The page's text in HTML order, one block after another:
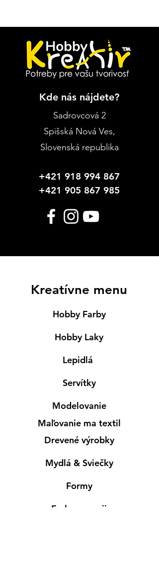
Kde nás nájdete?
Sadrovcová 2
Spišská Nová Ves,
Slovenská republika
+421 918 994 867
+421 905 867 985
Kreatívne menu
Hobby Farby
Hobby Laky
Lepidlá
Servítky
Modelovanie
Maľovanie ma textil
Drevené výrobky
Mydlá & Sviečky
Formy
Farby v spreji